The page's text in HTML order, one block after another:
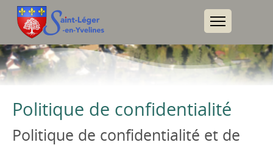
Politique de confidentialité
Politique de confidentialité et de